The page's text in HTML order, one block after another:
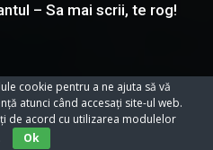
– Sa mai scrii, te rog!
cookie pentru a ne ajuta să vă
atunci când accesați site-ul web.
de acord cu utilizarea modulelor
Ok